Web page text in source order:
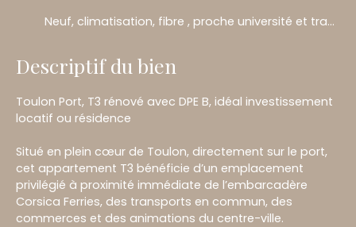
Neuf, climatisation, fibre , proche université et transport
Descriptif du bien
Toulon Port, T3 rénové avec DPE B, idéal investissement
locatif ou résidence
Situé en plein cœur de Toulon, directement sur le port,
cet appartement T3 bénéficie d’un emplacement
privilégié à proximité immédiate de l’embarcadère
Corsica Ferries, des transports en commun, des
commerces et des animations du centre-ville.